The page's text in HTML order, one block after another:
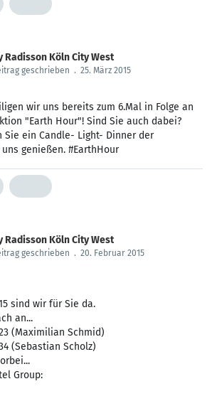
Radisson Köln City West
geschrieben . 25. März 2015
wir uns bereits zum 6.Mal in Folge an
"Earth Hour"! Sind Sie auch dabei?
Sie ein Candle- Light- Dinner der
genießen. #EarthHour
Radisson Köln City West
geschrieben . 20. Februar 2015
sind wir für Sie da.
an...
(Maximilian Schmid)
(Sebastian Scholz)
Group: